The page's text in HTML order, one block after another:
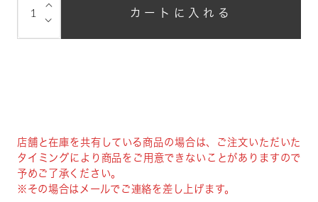
⌵
⌵ カートに入れる
店舗と在庫を共有している商品の場合は、ご注文いただいた
タイミングにより商品をご用意できないことがありますので
予めご了承ください。
※その場合はメールでご連絡を差し上げます。